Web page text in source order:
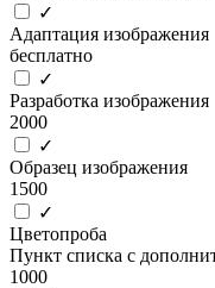
✓
Адаптация изображения
бесплатно
✓
Разработка изображения
2000
✓
Образец изображения
1500
✓
Цветопроба
Пункт списка с
1000